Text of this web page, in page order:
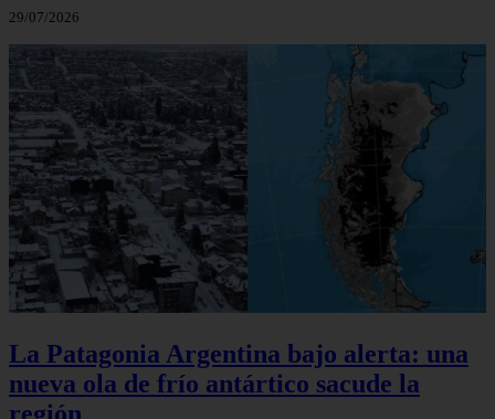
29/07/2026
La Patagonia Argentina bajo alerta: una
nueva ola de frío antártico sacude la